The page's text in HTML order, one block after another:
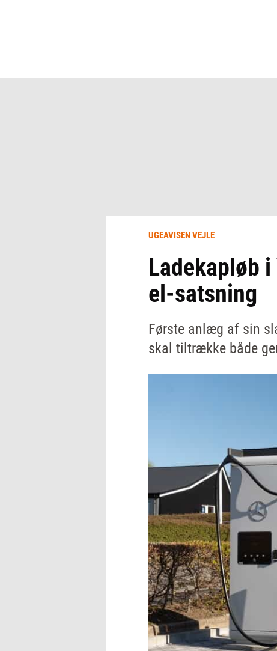
UGEAVISEN VEJLE
Ladekapløb
el-satsning
Første anlæg af sin
skal tiltrække både